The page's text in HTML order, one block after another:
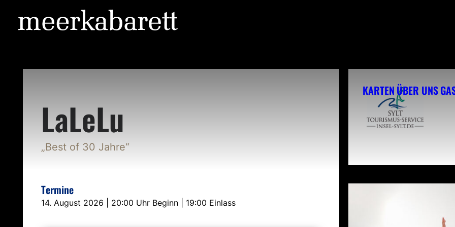
KARTEN ÜBER UNS
LaLeLu
„Best of 30 Jahre“
Termine
14. August 2026 | 20:00 Uhr Beginn | 19:00 Einlass